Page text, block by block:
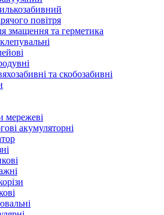
повітря
змащення та герметика
та скобозабивні
мережеві
акумуляторні